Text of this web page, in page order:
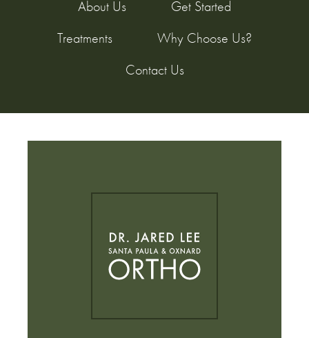
About Us
Get Started
Treatments
Why Choose Us?
Contact Us